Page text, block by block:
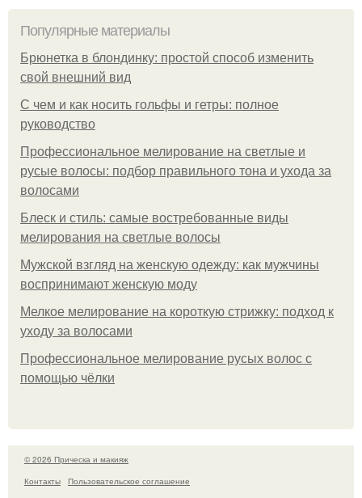
Популярные материалы
Брюнетка в блондинку: простой способ изменить
свой внешний вид
С чем и как носить гольфы и гетры: полное
руководство
Профессиональное мелирование на светлые и
русые волосы: подбор правильного тона и ухода за
волосами
Блеск и стиль: самые востребованные виды
мелирования на светлые волосы
Мужской взгляд на женскую одежду: как мужчины
воспринимают женскую моду
Мелкое мелирование на короткую стрижку: подход к
уходу за волосами
Профессиональное мелирование русых волос с
помощью чёлки
© 2026 Прическа и макияж
Контакты
Пользовательское соглашение